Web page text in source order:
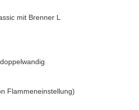
mit Brenner L
Flammeneinstellung)